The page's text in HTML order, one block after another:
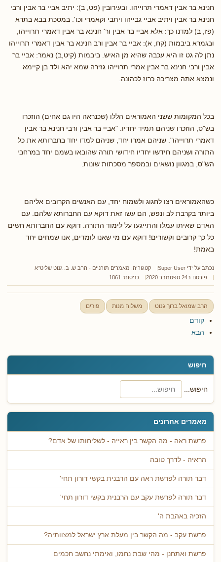
חיפוש
חיפוש...
מאמרים אחרונים
פרשת ראה - מה הקשר בין ראייה - לשליחותו של אדם?
הראיה - לדרך טובה
דבר תורה לפרשת ראה עם הרבנית בקשי דורון תחי'
דבר תורה לפרשת עקב עם הרבנית בקשי דורון תחי'
הזכיה באהבת ה'
פרשת עקב - מה הקשר בין מעלת ארץ ישראל למצוותיה?
פרשת ואתחנן - מהי שבת נחמו, ואימתי נחשב חכמים
חנינא בר אבין דאמרי תרוייהו. ובעירובין (פט, ב): יתיב אביי בר אבין ורבי
חנינא בר אבין ויתיב אביי גבייהו ויתבי וקאמרי וכו'. במסכת בבא בתרא
(פז, ב) למדנו כך: אלא אביי בר אבין ור' חנינא בר אבין דאמרי תרוייהו,
ובגמרא ביבמות (קח, א): אביי בר אבין ורב חנינא בר אבין דאמרי תרוייהו
נתן לה גט זו היא עכבה שהיא מן האיש. ביבמות (קיט,ב) נאמר: אביי בר
אבין ורבי חנינא בר אבין אמרי תרוייהו גזירה שמא יהא ולד בן קיימא
ונמצא אתה מצריכה כרוז לכהונה.
בכל המקומות ששני האמוראים הללו (שכנראה היו גם אחים) הוזכרו
בש"ס, הוזכרו שניהם תמיד יחדיו. "אביי בר אבין ורבי חנינא בר אבין
דאמרי תרוייהו". שניהם אמרו יחד, שניהם למדו יחד בחברותא את כל
התורה ושניהם חידשו יחדיו חידושי תורה שהובאו בשמם יחד במרחבי
הש"ס, במגוון נושאים ובמספר מסכתות שונות.
כשהאמוראים רצו לחגוג ולשמוח יחד, עם האנשים הקרובים אליהם
ביותר בקרבת לב ונפש, הם עשו זאת דוקא עם החברותא שלהם. עם
האדם שאיתו עמלו והתייגעו על לימוד התורה. דוקא עם החברותא חשים
כל כך קרובים וקשורים! דוקא עם מי שאנו לומדים, אנו שמחים יחד
באמת!
נכתב על ידי Super User קטגוריה: מאמרים תורניים - הרב ש. ב. גנוט שליט"א
פורסם ב24 ספטמבר 2020
כניסות: 1861
הרב שמואל ברוך גנוט משלוח מנות פורים
קודם
הבא